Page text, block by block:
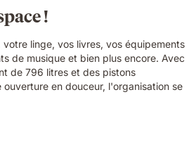
!
linge, vos livres, vos équipements
de musique et bien plus encore. Avec
de 796 litres et des pistons
ouverture en douceur, l'organisation se